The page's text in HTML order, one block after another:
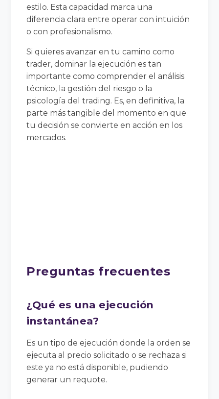
estilo. Esta capacidad marca una
diferencia clara entre operar con intuición
o con profesionalismo.
Si quieres avanzar en tu camino como
trader, dominar la ejecución es tan
importante como comprender el análisis
técnico, la gestión del riesgo o la
psicología del trading. Es, en definitiva, la
parte más tangible del momento en que
tu decisión se convierte en acción en los
mercados.
Preguntas frecuentes
¿Qué es una ejecución
instantánea?
Es un tipo de ejecución donde la orden se
ejecuta al precio solicitado o se rechaza si
este ya no está disponible, pudiendo
generar un requote.